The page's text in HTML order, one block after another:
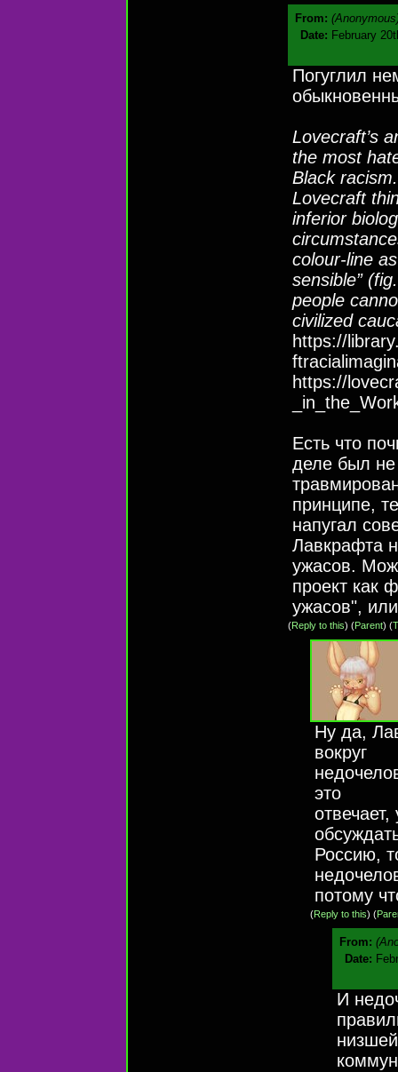
From:
Date: February
Погуглил
Lovecraft’s
the most
Black
Lovecraft
inferior
colour-line
sensible”
people
civilized
https://
https://
Есть что
деле был не
принципе,
напугал
Лавкрафта
ужасов.
проект как
ужасов",
(Reply to this) (Parent) (
Ну да,
вокруг
это
Россию,
потому
(Reply to this) (
From:
Date:
И